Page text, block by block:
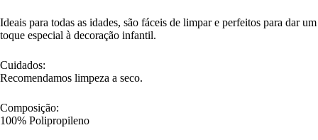
Ideais para todas as idades, são fáceis de limpar e perfeitos para dar um
toque especial à decoração infantil.
Cuidados:
Recomendamos limpeza a seco.
Composição:
100% Polipropileno